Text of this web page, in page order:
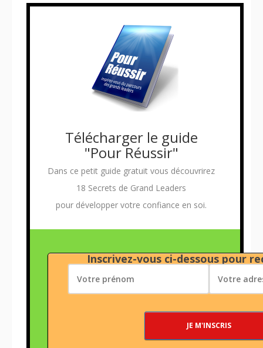
Télécharger le guide
"Pour Réussir"
Dans ce petit guide gratuit vous découvrirez
18 Secrets de Grand Leaders
pour développer votre confiance en soi.
Inscrivez-vous ci-dessous pour